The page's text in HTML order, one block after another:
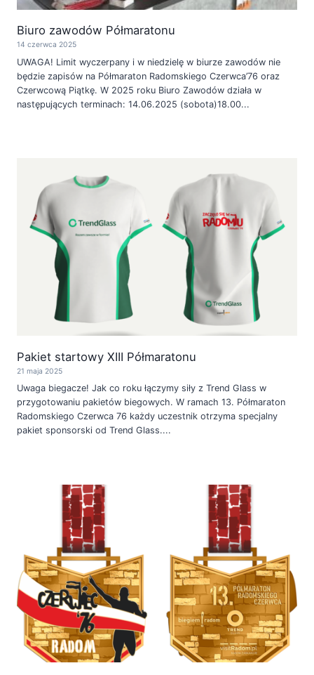
Biuro zawodów Półmaratonu
14 czerwca 2025
UWAGA! Limit wyczerpany i w niedzielę w biurze zawodów nie
będzie zapisów na Półmaraton Radomskiego Czerwca’76 oraz
Czerwcową Piątkę. W 2025 roku Biuro Zawodów działa w
następujących terminach: 14.06.2025 (sobota)18.00...
Pakiet startowy XIII Półmaratonu
21 maja 2025
Uwaga biegacze! Jak co roku łączymy siły z Trend Glass w
przygotowaniu pakietów biegowych. W ramach 13. Półmaraton
Radomskiego Czerwca 76 każdy uczestnik otrzyma specjalny
pakiet sponsorski od Trend Glass....